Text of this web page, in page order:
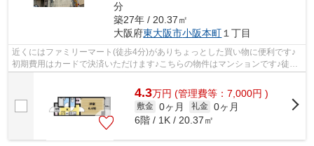
分
築27年 / 20.37㎡
大阪府東大阪市小阪本町１丁目
近くにはファミリーマート(徒歩4分)がありちょっとした買い物に便利です♪
初期費用はカードで決済いただけます♪こちらの物件はマンションです♪徒歩
4.3万円 (管理費等：7,000円 )
敷金 0ヶ月 礼金 0ヶ月
6階 / 1K / 20.37㎡